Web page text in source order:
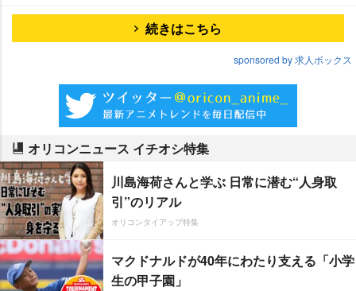
続きはこちら
sponsored by 求人ボックス
オリコンニュース イチオシ特集
川島海荷さんと学ぶ 日常に潜む“人身取
引”のリアル
オリコンタイアップ特集
マクドナルドが40年にわたり支える「小学
生の甲子園」